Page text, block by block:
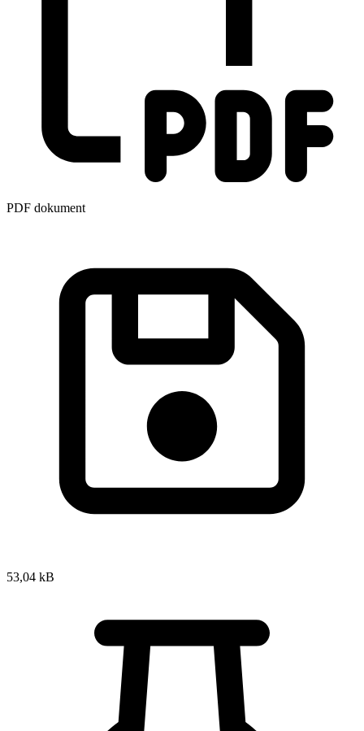
PDF dokument
53,04 kB